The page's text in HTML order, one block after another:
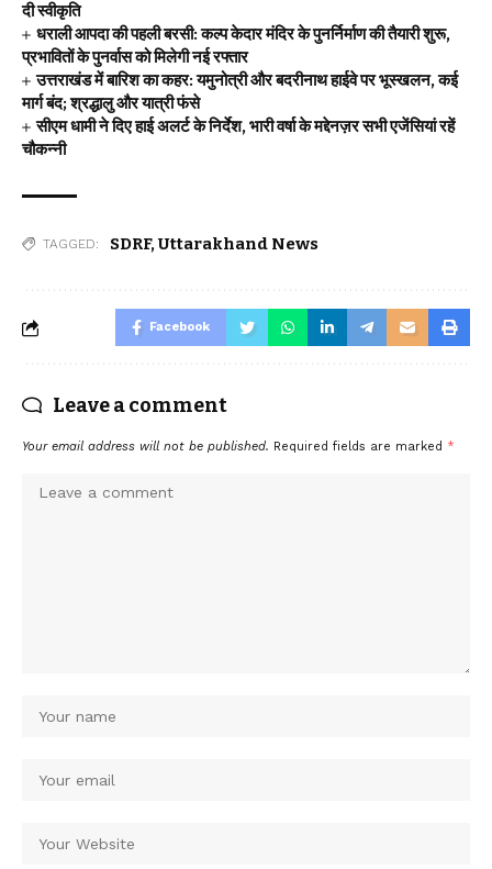
दी स्वीकृति
धराली आपदा की पहली बरसी: कल्प केदार मंदिर के पुनर्निर्माण की तैयारी शुरू,
प्रभावितों के पुनर्वास को मिलेगी नई रफ्तार
उत्तराखंड में बारिश का कहर: यमुनोत्री और बदरीनाथ हाईवे पर भूस्खलन, कई
मार्ग बंद; श्रद्धालु और यात्री फंसे
सीएम धामी ने दिए हाई अलर्ट के निर्देश, भारी वर्षा के मद्देनज़र सभी एजेंसियां रहें
चौकन्नी
TAGGED: SDRF,Uttarakhand News
Facebook
Leave a comment
Your email address will not be published. Required fields are marked *